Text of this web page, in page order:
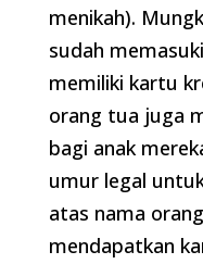
menikah).
sudah
memiliki kartu
orang tua juga
bagi anak
umur legal
atas nama
mendapatkan